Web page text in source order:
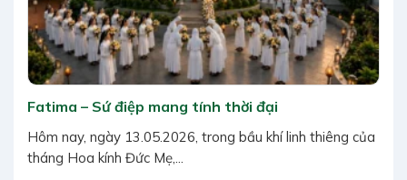
Fatima – Sứ điệp mang tính thời đại
Hôm nay, ngày 13.05.2026, trong bầu khí linh thiêng của
tháng Hoa kính Đức Mẹ,...